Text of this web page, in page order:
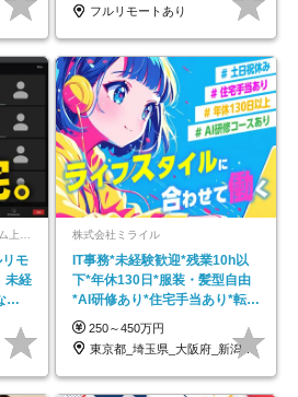
フルリモートあり
モ
未経
*
株式会社ミライル
IT事務*未経験歓迎*残業10h以
下*年休130日*服装・髪型自由
*AI研修あり*住宅手当あり*転勤
なし
250～450万円
東京都_埼玉県_大阪府_新潟県_福岡県